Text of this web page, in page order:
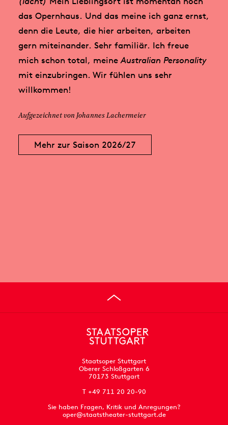
das Opernhaus. Und das meine ich ganz ernst,
denn die Leute, die hier arbeiten, arbeiten
gern miteinander. Sehr familiär. Ich freue
mich schon total, meineAustralian Personality
mit einzubringen. Wir fühlen uns sehr
willkommen!
Aufgezeichnet von Johannes Lachermeier
Mehr zur Saison 2026/27
Staatsoper Stuttgart
Oberer Schloßgarten 6
70173 Stuttgart
T +49 711 20 20-90
Sie haben Fragen, Kritik und Anregungen?
oper@staatstheater-stuttgart.de